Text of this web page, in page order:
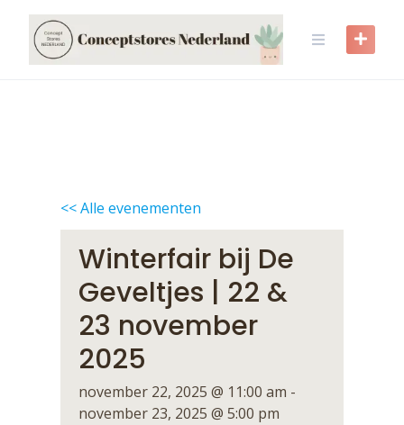
content
<< Alle evenementen
Winterfair bij De
Geveltjes | 22 &
23 november
2025
november 22, 2025 @ 11:00 am -
november 23, 2025 @ 5:00 pm